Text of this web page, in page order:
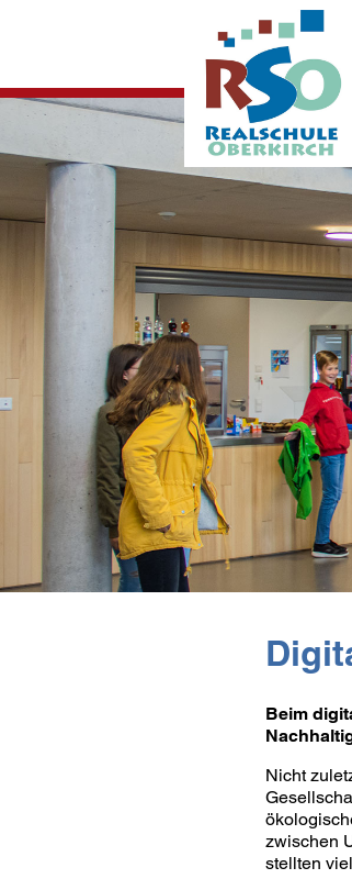
Beim
Nicht
zwischen
stellten